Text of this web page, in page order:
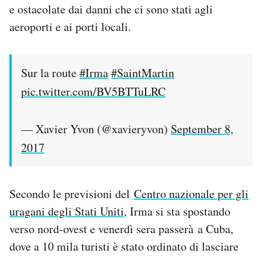
e ostacolate dai danni che ci sono stati agli
aeroporti e ai porti locali.
Sur la route#Irma#SaintMartin
pic.twitter.com/BV5BTTuLRC
— Xavier Yvon (@xavieryvon) September 8,
2017
Secondo le previsioni del Centro nazionale per gli
uragani degli Stati Uniti, Irma si sta spostando
verso nord-ovest e venerdì sera passerà a Cuba,
dove a 10 mila turisti è stato ordinato di lasciare